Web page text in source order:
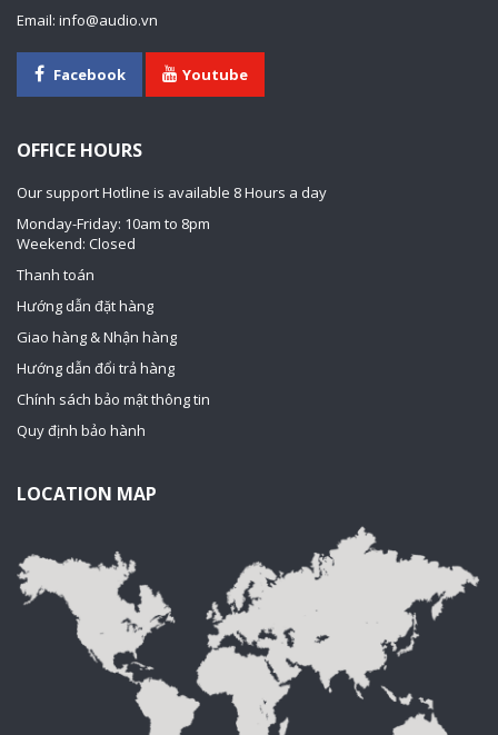
Email: info@audio.vn
Facebook Youtube
OFFICE HOURS
Our support Hotline is available 8 Hours a day
Monday-Friday: 10am to 8pm
Weekend: Closed
Thanh toán
Hướng dẫn đặt hàng
Giao hàng & Nhận hàng
Hướng dẫn đổi trả hàng
Chính sách bảo mật thông tin
Quy định bảo hành
LOCATION MAP